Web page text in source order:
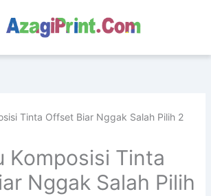
Komposisi Tinta
Nggak Salah Pilih